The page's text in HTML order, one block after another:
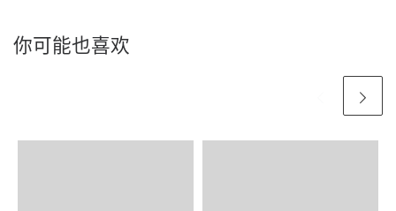
你可能也喜欢